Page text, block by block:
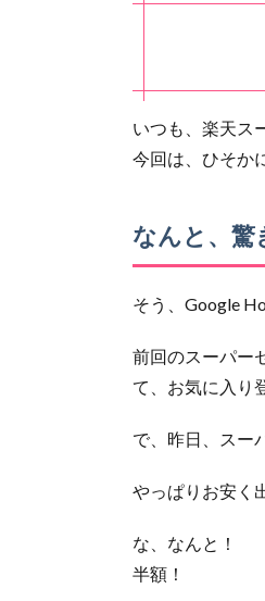
いつも、楽天ス
今回は、ひそか
なんと、驚
そう、Google
前回のスーパー
て、お気に入り
で、昨日、スー
やっぱりお安く
な、なんと！
半額！